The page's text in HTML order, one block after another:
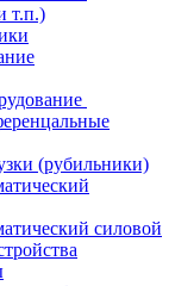
т.п.)
(рубильники)
силовой